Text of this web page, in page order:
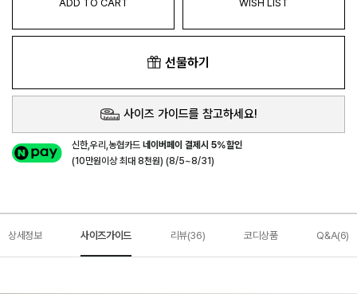
ADD TO CART WISH LIST
선물하기
사이즈 가이드를 참고하세요!
신한,우리,농협카드네이버페이 결제시 5%할인
(10만원이상 최대 8천원) (8/5~8/31)
상세정보 사이즈가이드 리뷰(36) 코디상품 Q&A(6)